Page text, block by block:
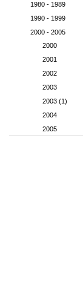
1980 - 1989
1990 - 1999
2000 - 2005
2000
2001
2002
2003
2003 (1)
2004
2005